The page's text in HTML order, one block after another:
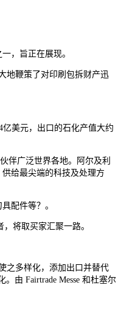
，旨正在展现。
地鞭策了对印刷包拆财产迅
美元，出口的石化产值大约
伴广泛世界各地。阿尔及利
给最尖端的科技及处理方
配件等？。
将取买家汇聚一路。
之多样化，添加出口并替代
由 Fairtrade Messe 和杜塞尔